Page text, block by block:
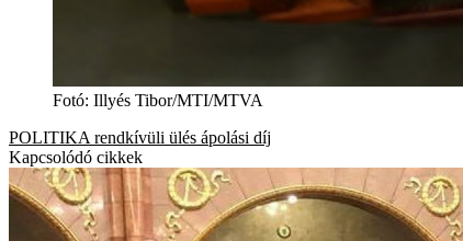
Fotó: Illyés Tibor/MTI/MTVA
POLITIKA rendkívüli ülés ápolási díj
Kapcsolódó cikkek